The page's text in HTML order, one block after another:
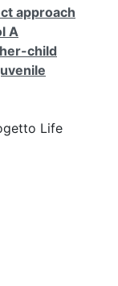
approach
A
child
Life